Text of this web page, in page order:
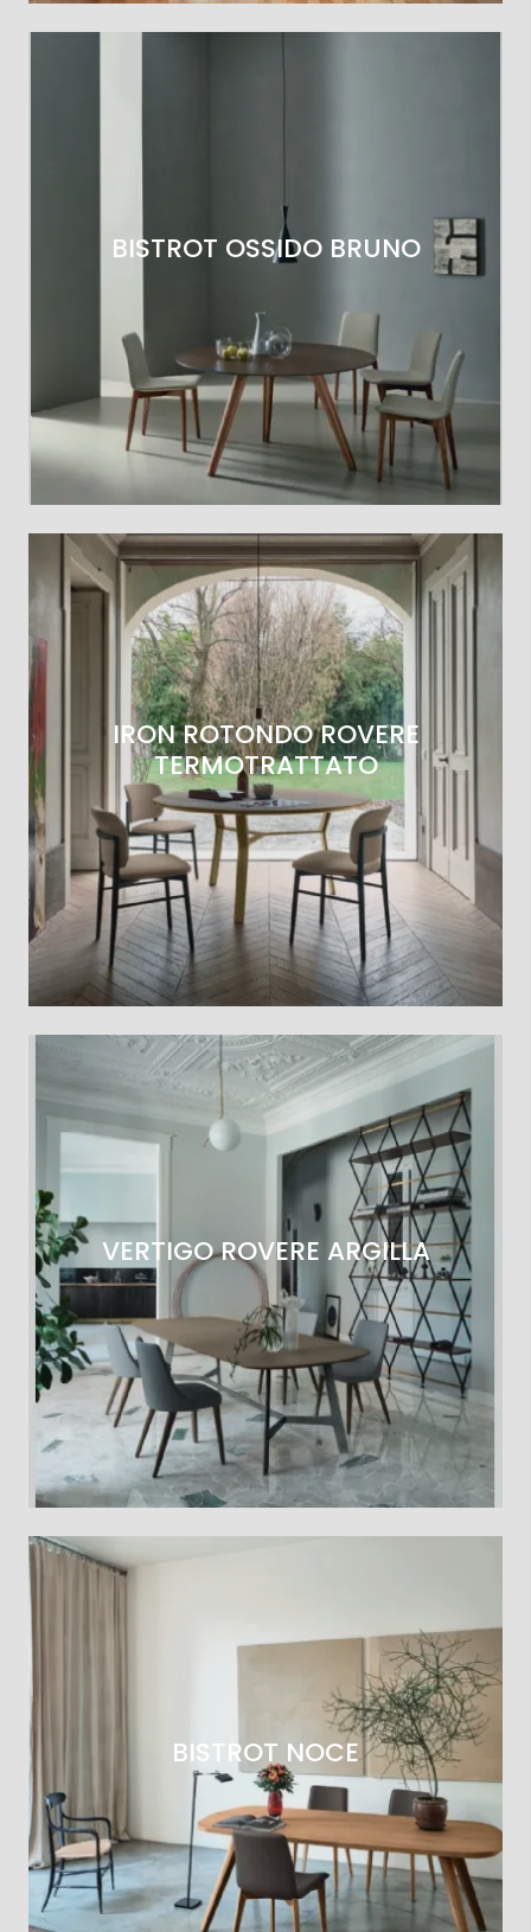
BISTROT OSSIDO BRUNO
IRON ROTONDO ROVERE
TERMOTRATTATO
VERTIGO ROVERE ARGILLA
BISTROT NOCE